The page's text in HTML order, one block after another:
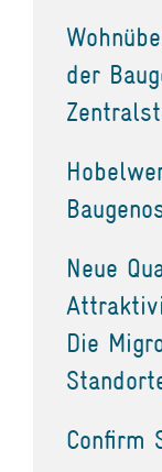
der
Neue
Die
Confirm